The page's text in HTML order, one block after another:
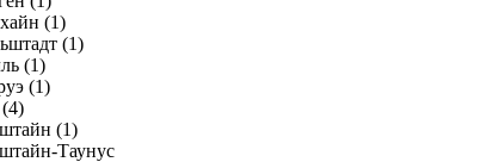
(1)
(1)
(1)
(1)
(1)
Таунус